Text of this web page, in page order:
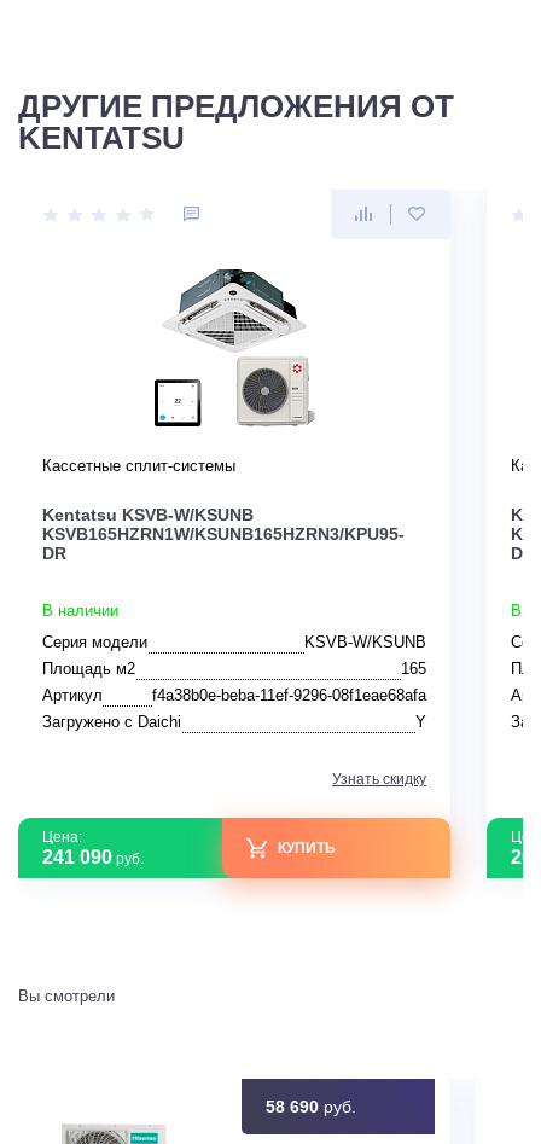
ДРУГИЕ ПРЕДЛОЖЕНИЯ ОТ
KENTATSU
Кассетные сплит-системы
Kentatsu KSVB-W/KSUNB
KSVB165HZRN1W/KSUNB165HZRN3/KPU95-
DR
В наличии
Серия модели
KSVB-W/KSUNB
Площадь м2
165
Артикул
f4a38b0e-beba-11ef-9296-08f1eae68afa
Загружено с Daichi
Y
Узнать скидку
Цена:
241 090 руб.
КУПИТЬ
DR
В
Вы смотрели
58 690 руб.